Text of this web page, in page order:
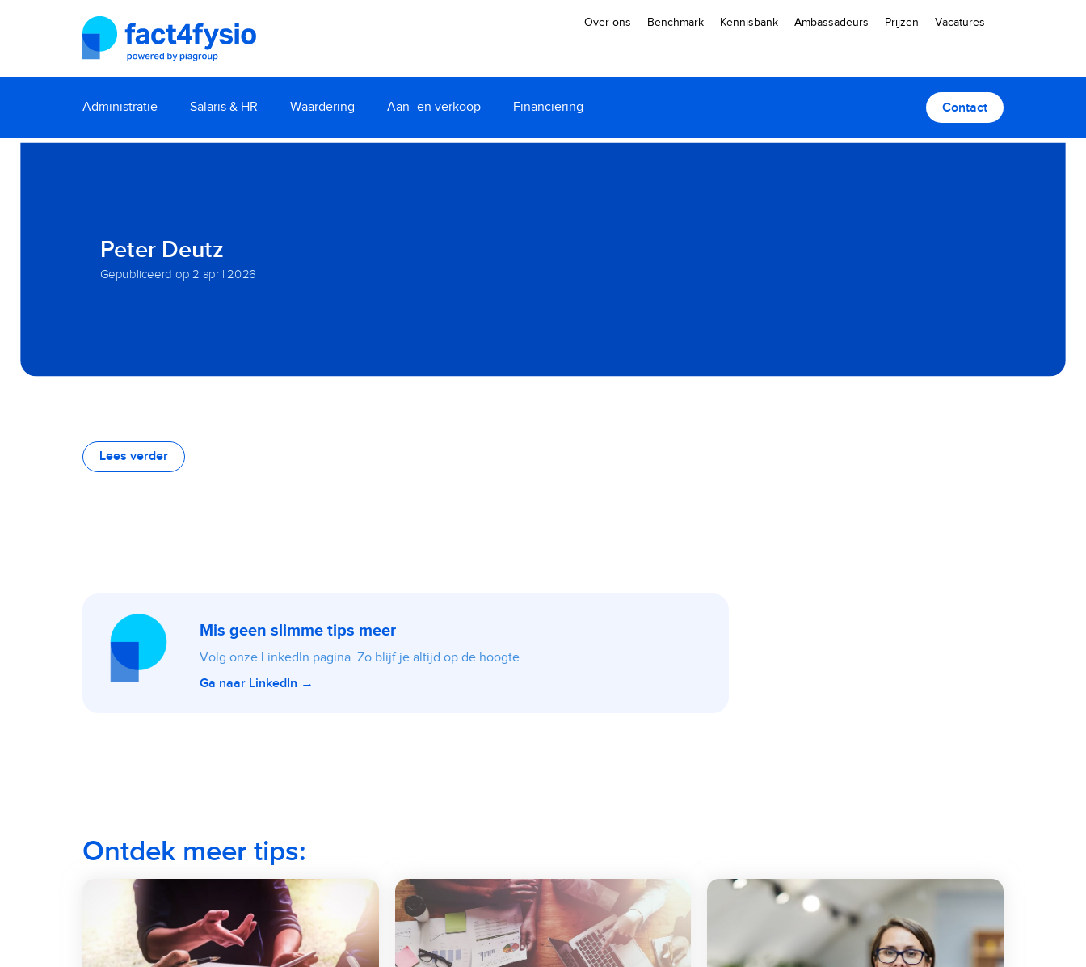
Over ons Benchmark Kennisbank Ambassadeurs Prijzen Vacatures
Administratie Salaris & HR Waardering Aan- en verkoop Financiering Contact
Peter Deutz
Gepubliceerd op 2 april 2026
Lees verder
Mis geen slimme tips meer
Volg onze LinkedIn pagina. Zo blijf je altijd op de hoogte.
Ga naar LinkedIn →
Ontdek meer tips: